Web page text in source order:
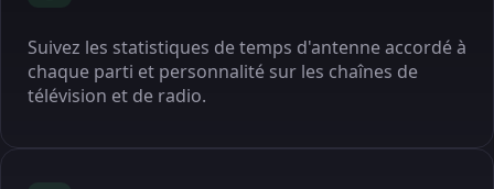
Suivez les statistiques de temps d'antenne accordé à
chaque parti et personnalité sur les chaînes de
télévision et de radio.